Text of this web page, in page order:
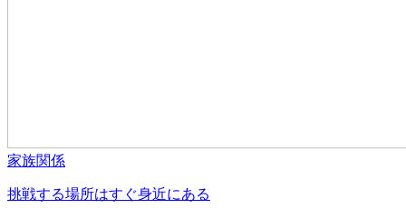
家族関係
挑戦する場所はすぐ身近にある